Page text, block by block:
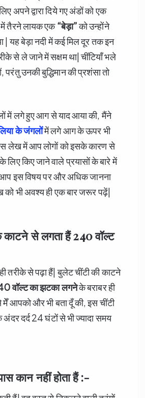
अपने द्वारा दिये गए अंडों को एक
में तैरने लायक एक“बेड़ा”को उन्होंने
| यह बेड़ा नदी में कई मिल दूर तक इन
से ले जाने में सक्षम था| चींटियाँ भले
परंतु उनकी बुद्धिमान की प्रशंसा तो
लगे हुए आग से याद आया की, मैंने
के जंगलोंमें लगे आग के ऊपर भी
लेख में आप लोगों को इसके कारण से
किए जाने वाले प्रयासों के बारे में
आप इस विषय पर और अधिक जानना
भी अवश्य ही एक बार जरूर पढ़ें|
काटने से लगता हैं240वॉल्ट
तरीके से पढ़ा हैं| बुलेट चींटी की काटने
वॉल्ट का झटका लगनेके बराबर ही
आपको और भी बता दूँ की, इस चींटी
दर्द 24 घंटों से भी ज्यादा समय
कान नहीं होता हैं :-